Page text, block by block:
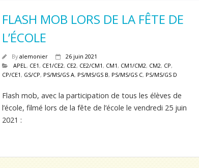
FLASH MOB LORS DE LA FÊTE DE
L’ÉCOLE
Byalemonier
26 juin 2021
APEL, CE1, CE1/CE2, CE2, CE2/CM1, CM1, CM1/CM2, CM2, CP,
CP/CE1, GS/CP, PS/MS/GS A, PS/MS/GS B, PS/MS/GS C, PS/MS/GS D
Flash mob, avec la participation de tous les élèves de
l’école, filmé lors de la fête de l’école le vendredi 25 juin
2021 :